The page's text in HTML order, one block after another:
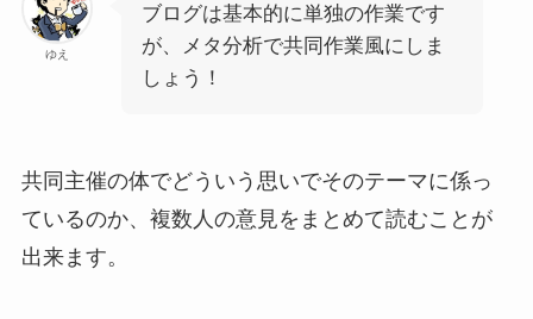
ゆえ
ブログは基本的に単独の作業です
が、メタ分析で共同作業風にしま
しょう！
共同主催の体でどういう思いでそのテーマに係っ
ているのか、複数人の意見をまとめて読むことが
出来ます。